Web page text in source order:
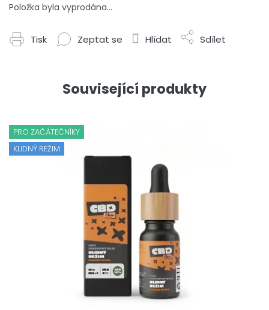
Položka byla vyprodána…
Tisk Zeptat se Hlídat Sdílet
Související produkty
PRO ZAČÁTEČNÍKY
KLIDNÝ REŽIM